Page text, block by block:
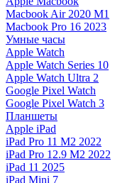
Macbook Air 2020 M1
Macbook Pro 16 2023
Умные часы
Apple Watch
Apple Watch Series 10
Apple Watch Ultra 2
Google Pixel Watch
Google Pixel Watch 3
Планшеты
Apple iPad
iPad Pro 11 M2 2022
iPad Pro 12.9 M2 2022
iPad 11 2025
iPad Mini 7